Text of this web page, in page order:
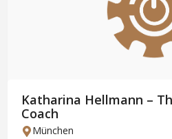
Katharina Hellmann –
Coach
München